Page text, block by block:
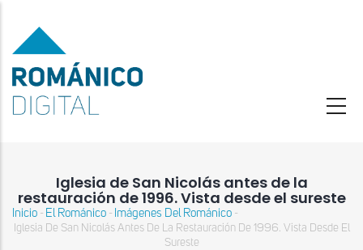
contenido
principal
Iglesia de San Nicolás antes de la
restauración de 1996. Vista desde el sureste
Sobrescribir
Inicio - El Románico - Imágenes Del Románico -
Iglesia De San Nicolás Antes De La Restauración De 1996. Vista Desde El
Sureste